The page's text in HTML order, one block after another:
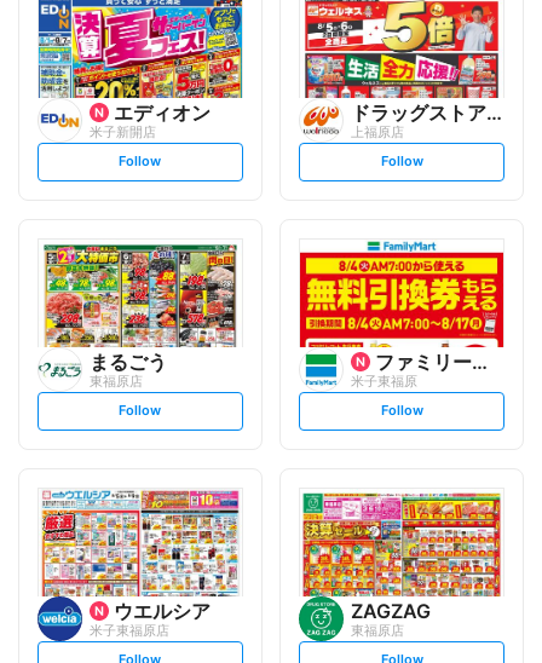
エディオン
米子新開店
s
t
o
w
Follow
ドラッグストアウェルネス
上福原店
s
t
l
o
w
Follow
まるごう
東福原店
s
t
l
o
w
Follow
ファミリーマート
米子東福原
s
t
o
w
Follow
ウエルシア
米子東福原店
s
ZAGZAG
東福原店
s